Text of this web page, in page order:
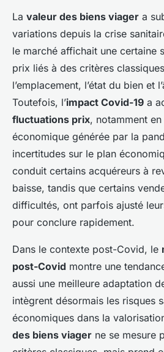
La valeur des biens viager a
variations depuis la crise
le marché affichait une certaine
prix liés à des critères
l’emplacement, l’état du bien et
Toutefois, l’impact Covid-19 a
fluctuations prix, notamment
économique générée par la
incertitudes sur le plan
conduit certains acquéreurs à
baisse, tandis que certains
difficultés, ont parfois ajusté
pour conclure rapidement.
Dans le contexte post-Covid, le
post-Covid montre une
aussi une meilleure adaptation
intègrent désormais les risques
économiques dans la
des biens viager ne se mesure